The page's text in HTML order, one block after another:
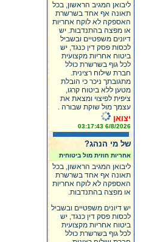
ליבואן המגיב הראשון, בכל
תאונה אף אחד בשרשרת
האספקה לא לוקח אחריות
או מפצה בהתנדבות. יש
דיונים משפטיים ובשביל
לכסות פסק דין כנגד, יש
ביטוח אחריות מקצועית
לכל גוף בשרשרת כולל
חברת שילוח רצינית.
מתגובתך ניכר כי הובלת
מטען ללא ביטוח קרגו,
ציפית לפיצוי ומצאת את
עצמך מול שוקת שבורה .
יצואן
6/8/2026 03:17:43
של מי הנהג?
אחריות חוזית מול ביטוחית
ליבואן המגיב הראשון, בכל
תאונה אף אחד בשרשרת
האספקה לא לוקח אחריות
או מפצה בהתנדבות.
יש דיונים משפטיים ובשביל
לכסות פסק דין כנגד, יש
ביטוח אחריות מקצועית
לכל גוף בשרשרת כולל